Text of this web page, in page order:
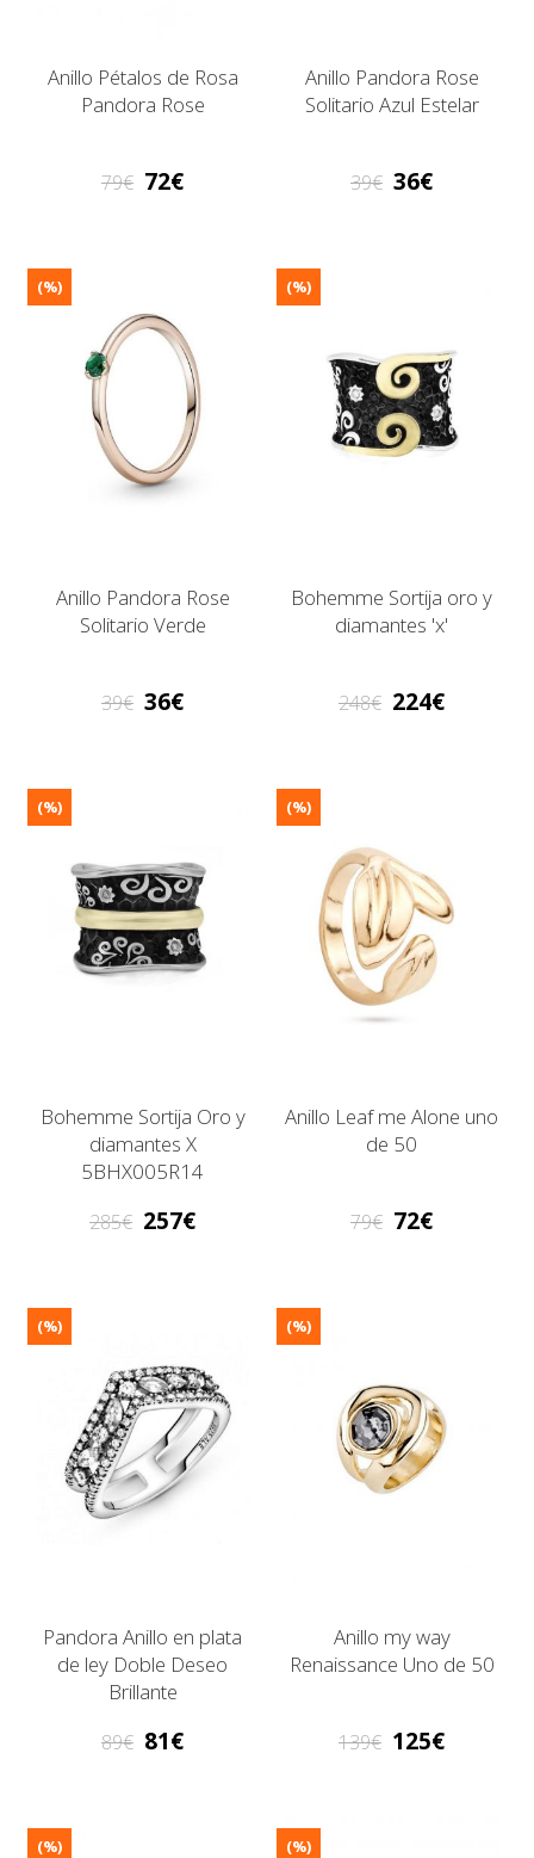
Anillo Pétalos de Rosa
Pandora Rose
79 72
Anillo Pandora Rose
Solitario Azul Estelar
39 36
Anillo Pandora Rose
Solitario Verde
(%)
39 36
Bohemme Sortija oro y
diamantes 'x'
(%)
248 224
Bohemme Sortija Oro y
diamantes X
5BHX005R14
(%)
285 257
Anillo Leaf me Alone uno
de 50
(%)
79 72
Pandora Anillo en plata
de ley Doble Deseo
Brillante
(%)
89 81
Anillo my way
Renaissance Uno de 50
(%)
139 125
(%) (%)